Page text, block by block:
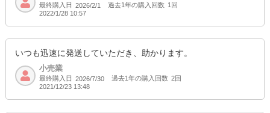
最終購入日 2026/2/1 過去1年の購入回数 1回
2022/1/28 10:57
いつも迅速に発送していただき、助かります。
小売業
最終購入日 2026/7/30 過去1年の購入回数 2回
2021/12/23 13:48